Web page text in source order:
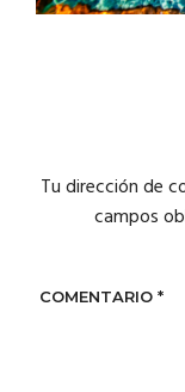
Tu dirección de
campos
COMENTARIO *